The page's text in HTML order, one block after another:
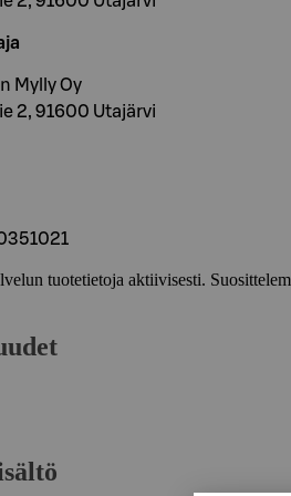
Mylly Oy
2, 91600 Utajärvi
tuotetietoja aktiivisesti.